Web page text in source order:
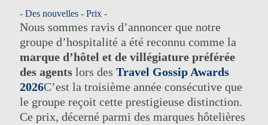
- Des nouvelles - Prix -
Nous sommes ravis d’annoncer que notre
groupe d’hospitalité a été reconnu comme la
marque d’hôtel et de villégiature préférée
des agentslors des Travel Gossip Awards
2026C’est la troisième année consécutive que
le groupe reçoit cette prestigieuse distinction.
Ce prix, décerné parmi des marques hôtelières